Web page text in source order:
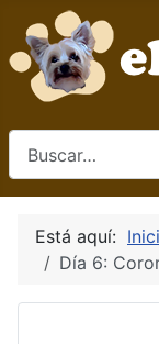
Está aquí:
Día 6: